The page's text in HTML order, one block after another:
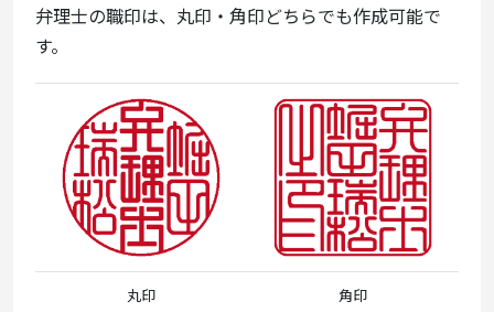
弁理士の職印は、丸印・角印どちらでも作成可能で
す。
丸印 角印